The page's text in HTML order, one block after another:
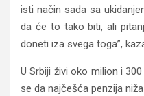
isti način sada sa
da će to tako biti, ali
doneti iza svega toga”,
U Srbiji živi oko milion i
se da najčešća penzija